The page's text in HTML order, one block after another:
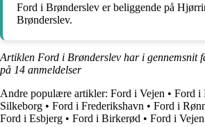
Ford i Brønderslev er beliggende på
Brønderslev.
Artiklen Ford i Brønderslev har i gennemsnit
på 14 anmeldelser
Andre populære artikler: Ford i Vejen • Ford i
Silkeborg • Ford i Frederikshavn • Ford i
Ford i Esbjerg • Ford i Birkerød • Ford i Vejen